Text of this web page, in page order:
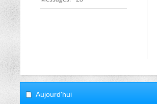
Aujourd'hui